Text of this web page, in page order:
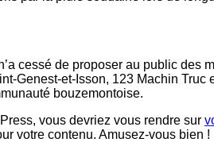
cessé de proposer au public des
Genest-et-Isson, 123 Machin Truc
bouzemontoise.
vous devriez vous rendre sur
votre contenu. Amusez-vous bien !